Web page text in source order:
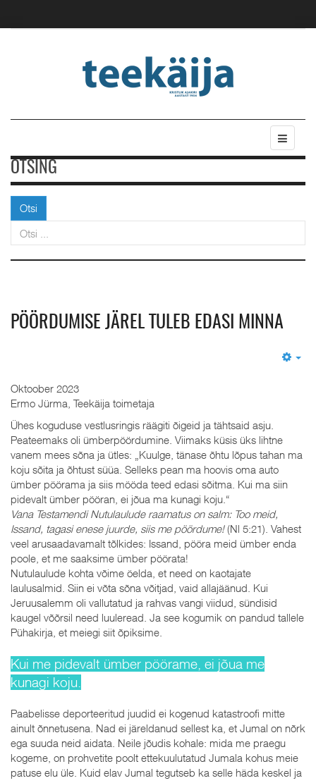
OTSING
Otsi
PÖÖRDUMISE JÄREL TULEB EDASI MINNA
Oktoober 2023
Ermo Jürma, Teekäija toimetaja
Ühes koguduse vestlusringis räägiti õigeid ja tähtsaid asju.
Peateemaks oli ümberpöördumine. Viimaks küsis üks lihtne
vanem mees sõna ja ütles: „Kuulge, tänase õhtu lõpus tahan ma
koju sõita ja õhtust süüa. Selleks pean ma hoovis oma auto
ümber pöörama ja siis mööda teed edasi sõitma. Kui ma siin
pidevalt ümber pööran, ei jõua ma kunagi koju.“
Vana Testamendi Nutulaulude raamatus on salm: Too meid,
Issand, tagasi enese juurde, siis me pöördume!(Nl 5:21). Vahest
veel arusaadavamalt tõlkides: Issand, pööra meid ümber enda
poole, et me saaksime ümber pöörata!
Nutulaulude kohta võime öelda, et need on kaotajate
laulusalmid. Siin ei võta sõna võitjad, vaid allajäänud. Kui
Jeruusalemm oli vallutatud ja rahvas vangi viidud, sündisid
kaugel võõrsil need luuleread. Ja see kogumik on pandud tallele
Pühakirja, et meiegi siit õpiksime.
Kui me pidevalt ümber pöörame, ei jõua me
kunagi koju.
Paabelisse deporteeritud juudid ei kogenud katastroofi mitte
ainult õnnetusena. Nad ei järeldanud sellest ka, et Jumal on nõrk
ega suuda neid aidata. Neile jõudis kohale: mida me praegu
kogeme, on prohvetite poolt ettekuulutatud Jumala kohus meie
patuse elu üle. Kuid elav Jumal tegutseb ka selle häda keskel ja